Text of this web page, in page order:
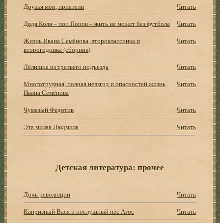
Друзья мои, приятели
Читать
Дядя Коля – поп Попов – жить не может без футбола
Читать
Жизнь Ивана Семёнова, второклассника и
второгодника (сборник)
Читать
Лёлишна из третьего подъезда
Читать
Многотрудная, полная невзгод и опасностей жизнь
Ивана Семёнова
Читать
Чумазый Федотик
Читать
Эта милая Людмила
Читать
Детская литература: прочее
Дочь революции
Читать
Капризный Вася и послушный пёс Атос
Читать